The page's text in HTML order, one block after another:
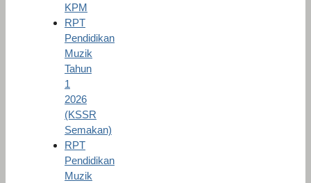
KPM
RPT
Pendidikan
Muzik
Tahun
1
2026
(KSSR
Semakan)
RPT
Pendidikan
Muzik